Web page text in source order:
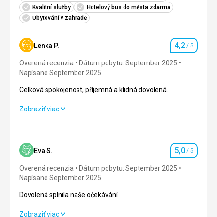
Kvalitní služby
Hotelový bus do města zdarma
Ubytování v zahradě
Lenka P. Hodnotenie
4,2 / 5
Overená recenzia
Dátum pobytu: September 2025
Napísané September 2025
Celková spokojenost, příjemná a klidná dovolená.
Celková spokojenost, příjemná a klidná dovolená.
Ubytovanie 4,0/ 5
Okolie 4,0
Zobraziť viac
Eva S. Hodnotenie
5,0 / 5
Overená recenzia
Dátum pobytu: September 2025
Napísané September 2025
Dovolená splnila naše očekávání
Dovolená splnila naše očekávání
Zobraziť viac